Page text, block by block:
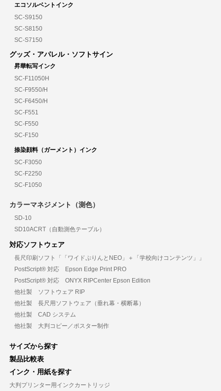
エコソルベントインク
SC-S9150
SC-S8150
SC-S7150
グッズ・アパレル・ソフトサイン
昇華転写インク
SC-F11050H
SC-F9550/H
SC-F6450/H
SC-F551
SC-F550
SC-F150
捺染顔料（ガーメント）インク
SC-F3050
SC-F2250
SC-F1050
カラーマネジメント（測色）
SD-10
SD10ACRT（自動測色テーブル）
対応ソフトウェア
長尺印刷ソフト「「ワイドぷりんとNEO」＋「学校向けコンテンツ」」
PostScript® 対応 Epson Edge Print PRO
PostScript® 対応 ONYX RIPCenter Epson Edition
他社製 ソフトウェア RIP
他社製 長尺用ソフトウェア（垂れ幕・横断幕）
他社製 CAD システム
他社製 大判コピー／ポスター制作
サイズから探す
製品比較表
インク・用紙を探す
大判プリンター用インクカートリッジ